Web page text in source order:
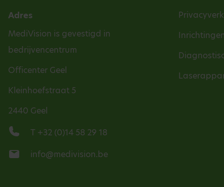
Adres
MediVision is gevestigd in
bedrijvencentrum
Officenter Geel
Kleinhoefstraat 5
2440 Geel
T +32 (0)14 58 29 18
info@medivision.be
Inrichtingen